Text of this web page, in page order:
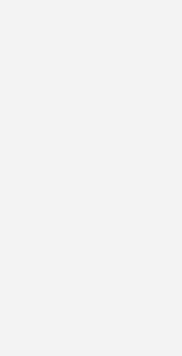
mit
treibt die Ökostromgruppe
Partnern wie Ematec und Enercon
Für Stadtwerke und Kommunen
und Wertschöpfungswege –
Energiewende in